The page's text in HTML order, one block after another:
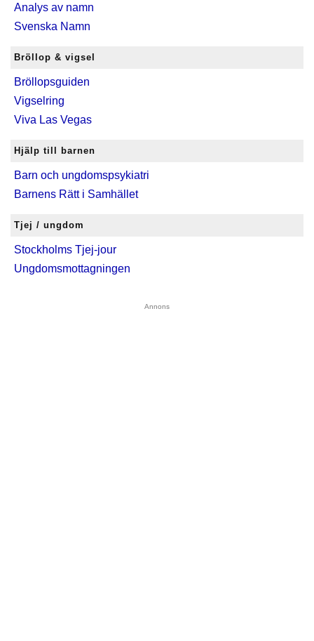
Analys av namn
Svenska Namn
Bröllop & vigsel
Bröllopsguiden
Vigselring
Viva Las Vegas
Hjälp till barnen
Barn och ungdomspsykiatri
Barnens Rätt i Samhället
Tjej / ungdom
Stockholms Tjej-jour
Ungdomsmottagningen
Annons